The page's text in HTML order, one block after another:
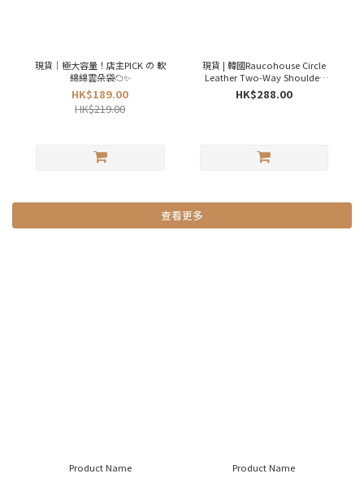
現貨｜極大容量！店主PICK の 軟
綿綿雲朵袋☁️✨
HK$189.00
HK$219.00
現貨 | 韓國Raucohouse Circle
Leather Two-Way Shoulder
Bag 🖤🎀
HK$288.00
查看更多
Product Name Product Name